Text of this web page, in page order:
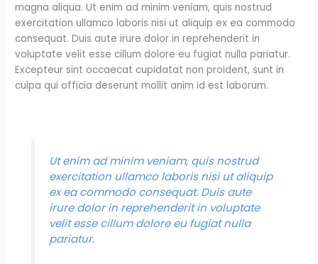
magna aliqua. Ut enim ad minim veniam, quis nostrud
exercitation ullamco laboris nisi ut aliquip ex ea commodo
consequat. Duis aute irure dolor in reprehenderit in
voluptate velit esse cillum dolore eu fugiat nulla pariatur.
Excepteur sint occaecat cupidatat non proident, sunt in
culpa qui officia deserunt mollit anim id est laborum.
Ut enim ad minim veniam, quis nostrud
exercitation ullamco laboris nisi ut aliquip
ex ea commodo consequat. Duis aute
irure dolor in reprehenderit in voluptate
velit esse cillum dolore eu fugiat nulla
pariatur.